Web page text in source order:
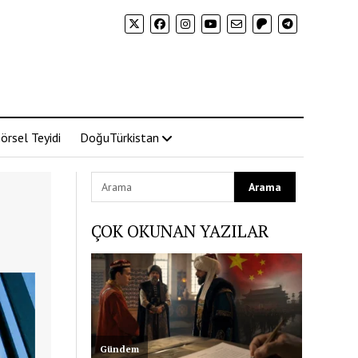
Teyidi DoğuTürkistan
ÇOK OKUNAN YAZILAR